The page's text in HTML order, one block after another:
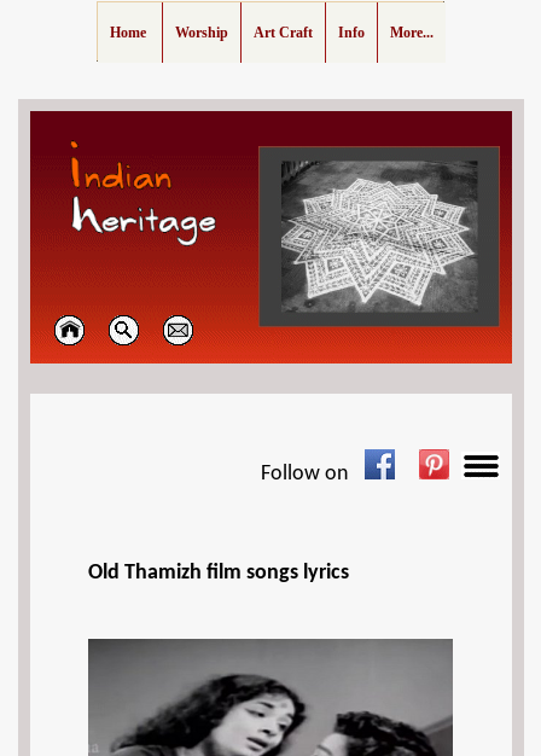
Home Worship Art Craft Info More...
Follow on
Old Thamizh film songs lyrics